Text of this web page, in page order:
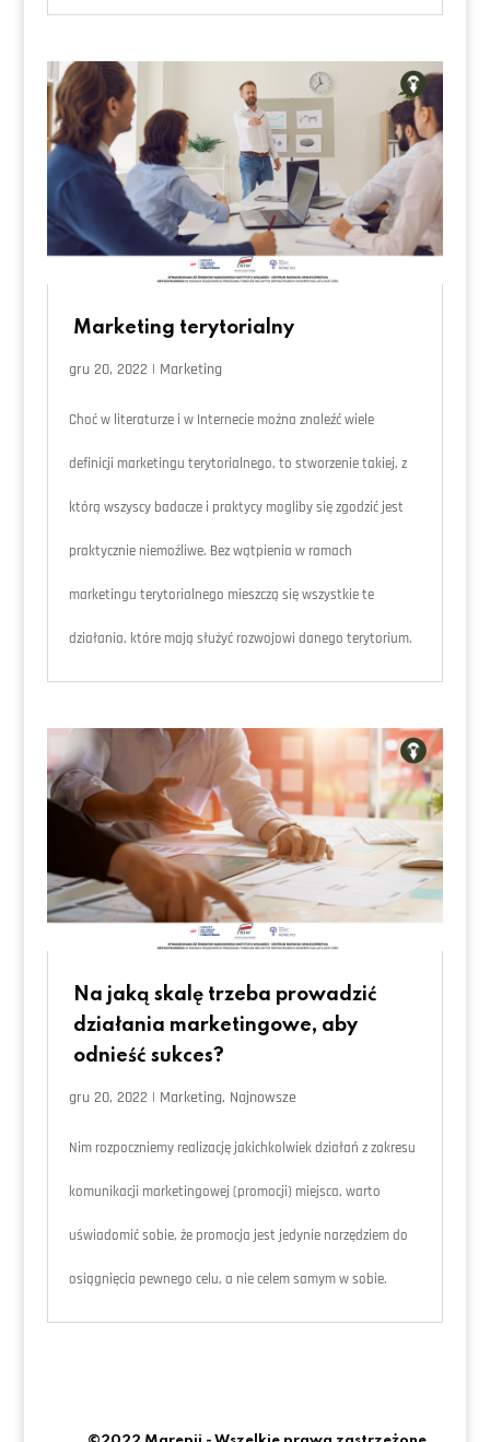
Marketing terytorialny
gru 20, 2022 | Marketing
Choć w literaturze i w Internecie można znaleźć wiele
definicji marketingu terytorialnego, to stworzenie takiej, z
którą wszyscy badacze i praktycy mogliby się zgodzić jest
praktycznie niemożliwe. Bez wątpienia w ramach
marketingu terytorialnego mieszczą się wszystkie te
działania, które mają służyć rozwojowi danego terytorium.
Na jaką skalę trzeba prowadzić
działania marketingowe, aby
odnieść sukces?
gru 20, 2022 | Marketing, Najnowsze
Nim rozpoczniemy realizację jakichkolwiek działań z zakresu
komunikacji marketingowej (promocji) miejsca, warto
uświadomić sobie, że promocja jest jedynie narzędziem do
osiągnięcia pewnego celu, a nie celem samym w sobie.